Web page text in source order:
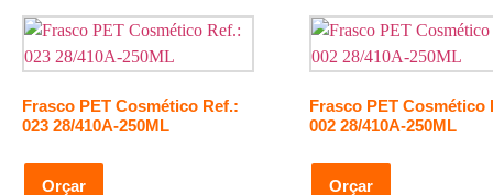
Frasco PET Cosmético Ref.:
023 28/410A-250ML
Orçar
Frasco PET Cosmético
002 28/410A-250ML
Orçar